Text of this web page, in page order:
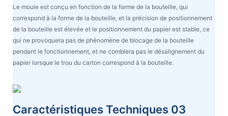
Le moule est conçu en fonction de la forme de la bouteille, qui
correspond à la forme de la bouteille, et la précision de positionnement
de la bouteille est élevée et le positionnement du papier est stable, ce
qui ne provoquera pas de phénomène de blocage de la bouteille
pendant le fonctionnement, et ne comblera pas le désalignement du
papier lorsque le trou du carton correspond à la bouteille.
Caractéristiques Techniques 03